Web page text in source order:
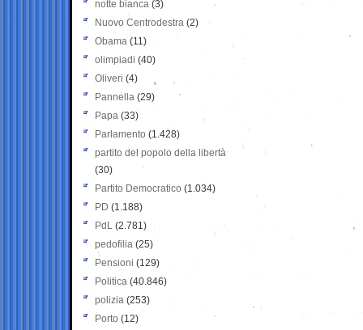
notte bianca (3)
Nuovo Centrodestra (2)
Obama (11)
olimpiadi (40)
Oliveri (4)
Pannella (29)
Papa (33)
Parlamento (1.428)
partito del popolo della libertà
(30)
Partito Democratico (1.034)
PD (1.188)
PdL (2.781)
pedofilia (25)
Pensioni (129)
Politica (40.846)
polizia (253)
Porto (12)